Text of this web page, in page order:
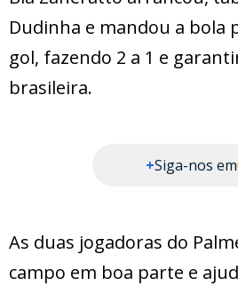
Dudinha e mandou a bola
gol, fazendo 2 a 1 e
brasileira.
+Siga-nos em
As duas jogadoras do
campo em boa parte e